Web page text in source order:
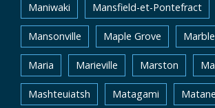
Maniwaki Mansfield-et-Pontefract
Mansonville Maple Grove
Maria Marieville Marston
Mashteuiatsh Matagami Matane